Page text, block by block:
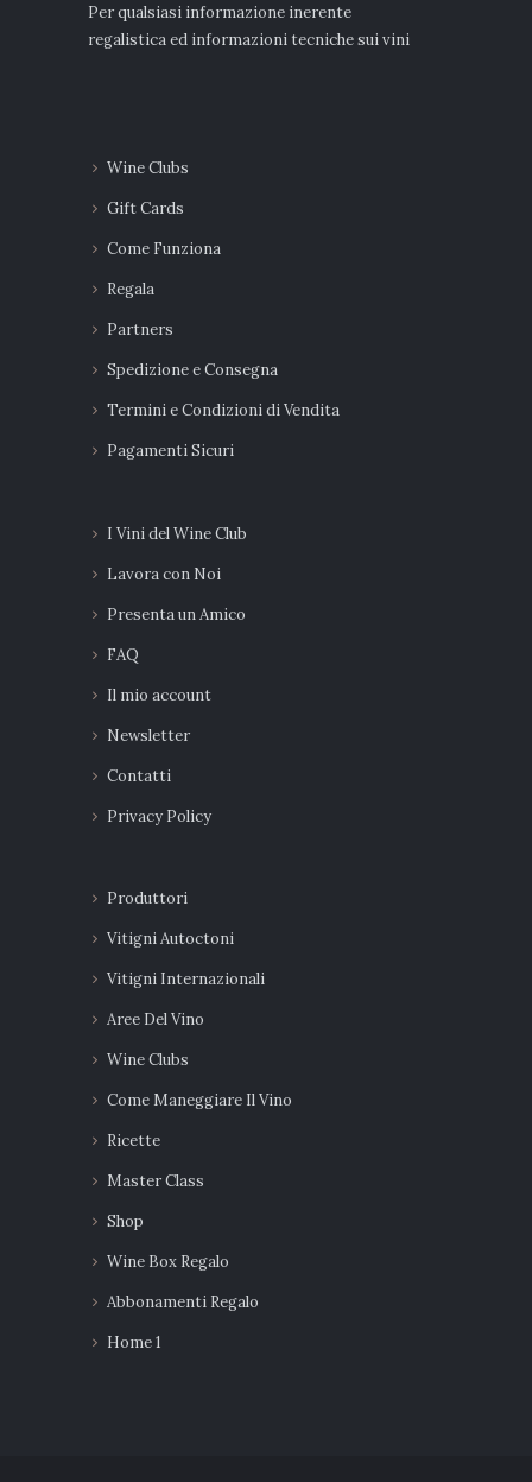
Per qualsiasi informazione inerente
regalistica ed informazioni tecniche sui vini
Wine Clubs
Gift Cards
Come Funziona
Regala
Partners
Spedizione e Consegna
Termini e Condizioni di Vendita
Pagamenti Sicuri
I Vini del Wine Club
Lavora con Noi
Presenta un Amico
FAQ
Il mio account
Newsletter
Contatti
Privacy Policy
Produttori
Vitigni Autoctoni
Vitigni Internazionali
Aree Del Vino
Wine Clubs
Come Maneggiare Il Vino
Ricette
Master Class
Shop
Wine Box Regalo
Abbonamenti Regalo
Home 1